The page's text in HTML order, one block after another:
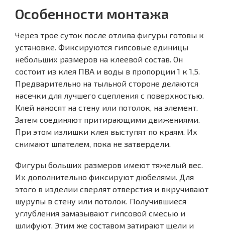
Особенности монтажа
Через трое суток после отлива фигуры готовы к
установке. Фиксируются гипсовые единицы
небольших размеров на клеевой состав. Он
состоит из клея ПВА и воды в пропорции 1 к 1,5.
Предварительно на тыльной стороне делаются
насечки для лучшего сцепления с поверхностью.
Клей наносят на стену или потолок, на элемент.
Затем соединяют притирающими движениями.
При этом излишки клея выступят по краям. Их
снимают шпателем, пока не затвердели.
Фигуры больших размеров имеют тяжелый вес.
Их дополнительно фиксируют дюбелями. Для
этого в изделии сверлят отверстия и вкручивают
шурупы в стену или потолок. Получившиеся
углубления замазывают гипсовой смесью и
шлифуют. Этим же составом затирают щели и